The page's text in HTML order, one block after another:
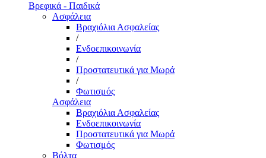
Βρεφικά - Παιδικά
Ασφάλεια
Βραχιόλια Ασφαλείας
/
Ενδοεπικοινωνία
/
Προστατευτικά για Μωρά
/
Φωτισμός
Ασφάλεια
Βραχιόλια Ασφαλείας
Ενδοεπικοινωνία
Προστατευτικά για Μωρά
Φωτισμός
Βόλτα